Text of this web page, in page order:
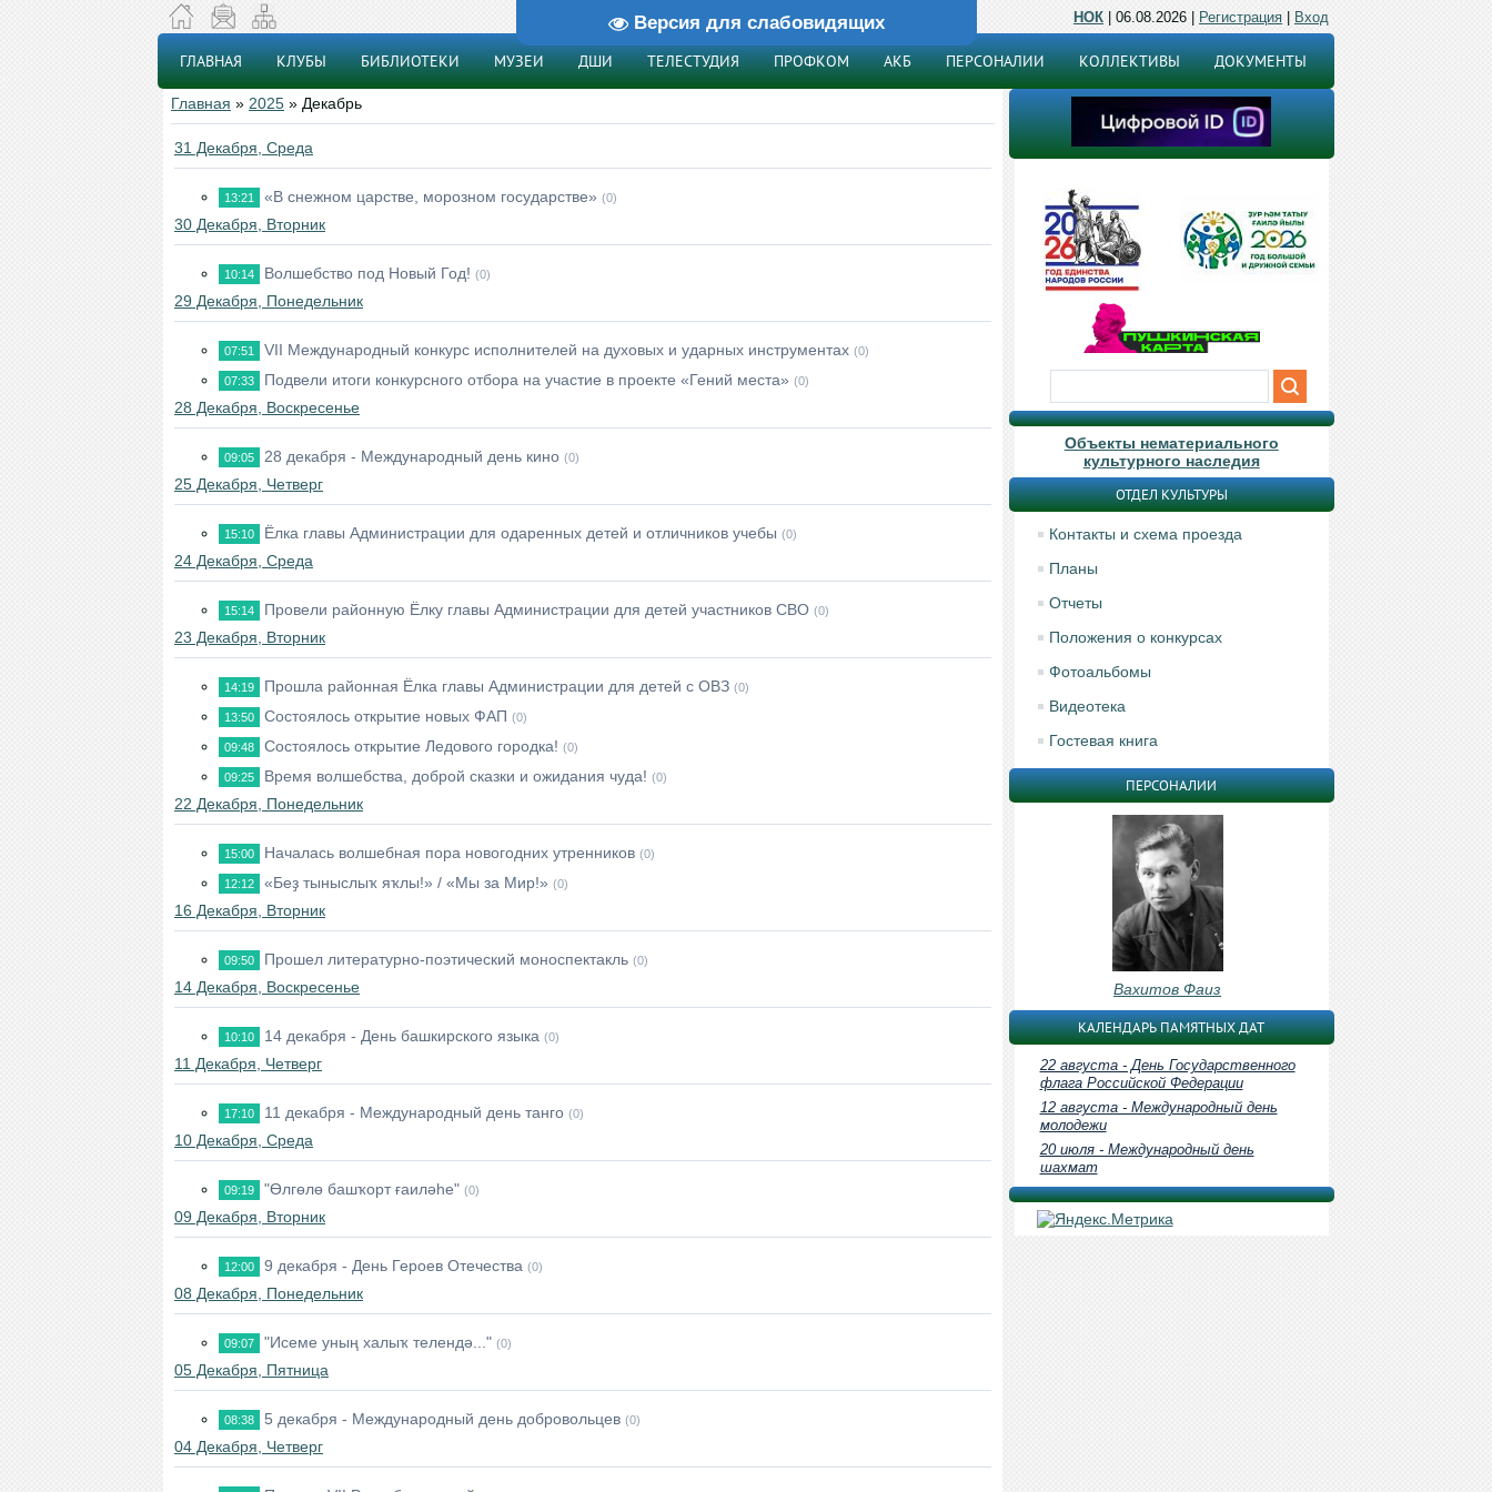
Версия для слабовидящих НОК | 06.08.2026 | Регистрация Вход
ГЛАВНАЯ КЛУБЫ БИБЛИОТЕКИ МУЗЕИ ДШИ ТЕЛЕСТУДИЯ ПРОФКОМ АКБ ПЕРСОНАЛИИ КОЛЛЕКТИВЫ ДОКУМЕНТЫ
Главная » 2025 » Декабрь
31 Декабря, Среда
13:21 «В снежном царстве, морозном государстве» (0)
30 Декабря, Вторник
10:14 Волшебство под Новый Год! (0)
29 Декабря, Понедельник
07:51 VII Международный конкурс исполнителей на духовых и ударных инструментах (0)
07:33 Подвели итоги конкурсного отбора на участие в проекте «Гений места» (0)
28 Декабря, Воскресенье
09:05 28 декабря - Международный день кино (0)
25 Декабря, Четверг
15:10 Ёлка главы Администрации для одаренных детей и отличников учебы (0)
24 Декабря, Среда
15:14 Провели районную Ёлку главы Администрации для детей участников СВО (0)
23 Декабря, Вторник
14:19 Прошла районная Ёлка главы Администрации для детей с ОВЗ (0)
13:50 Состоялось открытие новых ФАП (0)
09:48 Состоялось открытие Ледового городка! (0)
09:25 Время волшебства, доброй сказки и ожидания чуда! (0)
22 Декабря, Понедельник
15:00 Началась волшебная пора новогодних утренников (0)
12:12 «Беҙ тыныслыҡ яҡлы!» / «Мы за Мир!» (0)
16 Декабря, Вторник
09:50 Прошел литературно-поэтический моноспектакль (0)
14 Декабря, Воскресенье
10:10 14 декабря - День башкирского языка (0)
11 Декабря, Четверг
17:10 11 декабря - Международный день танго (0)
10 Декабря, Среда
09:19 "Өлгөлө башҡорт ғаиләһе" (0)
09 Декабря, Вторник
12:00 9 декабря - День Героев Отечества (0)
08 Декабря, Понедельник
09:07 "Исеме уның халыҡ телендә..." (0)
05 Декабря, Пятница
08:38 5 декабря - Международный день добровольцев (0)
04 Декабря, Четверг
Объекты нематериального
культурного наследия
ОТДЕЛ КУЛЬТУРЫ
Контакты и схема проезда
Планы
Отчеты
Положения о конкурсах
Фотоальбомы
Видеотека
Гостевая книга
ПЕРСОНАЛИИ
Вахитов Фаиз
КАЛЕНДАРЬ ПАМЯТНЫХ ДАТ
22 августа - День Государственного
флага Российской Федерации
12 августа - Международный день
молодежи
20 июля - Международный день
шахмат